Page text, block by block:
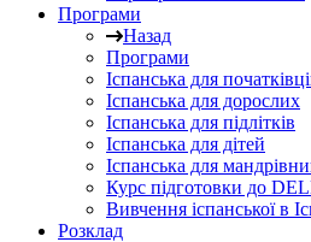
Програми
Назад
Програми
Іспанська для
Іспанська для дорослих
Іспанська для підлітків
Іспанська для дітей
Іспанська для
Курс підготовки до
Вивчення іспанської в
Розклад